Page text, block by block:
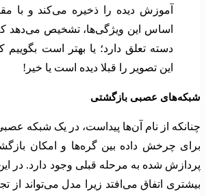
آموزش دیده را ذخیره می‌کند و با
اساس این ویژگی‌ها، تشخیص می‌دهد
دسته تعلق دارد؛ یا بهتر است
این تصویر را قبلا دیده است یا خیر!
شبکه‌های عصبی بازگشتی
چنانکه از نام آن‌ها پیداست، در یک شبکه
برای چرخش داده بین گره‌ها و امکان
پردازش شده به مرحله قبلی وجود دارد. در
بیشتری اتفاق می‌افتد زیرا مدل می‌تواند از